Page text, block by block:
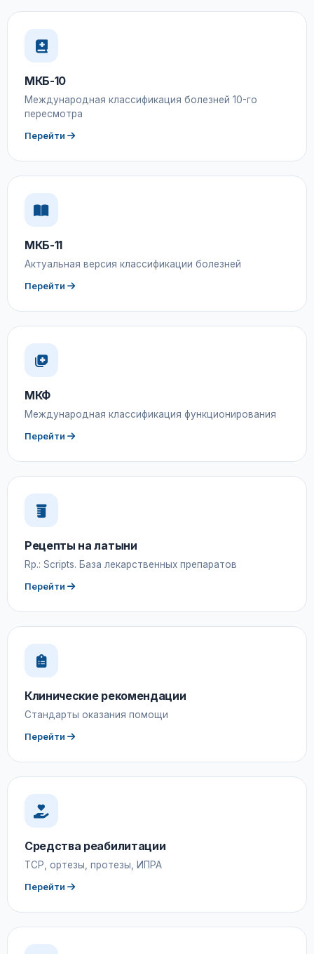
МКБ-10
Международная классификация болезней 10-го
пересмотра
Перейти
МКБ-11
Актуальная версия классификации болезней
Перейти
МКФ
Международная классификация функционирования
Перейти
Рецепты на латыни
Rp.: Scripts. База лекарственных препаратов
Перейти
Клинические рекомендации
Стандарты оказания помощи
Перейти
Средства реабилитации
ТСР, ортезы, протезы, ИПРА
Перейти